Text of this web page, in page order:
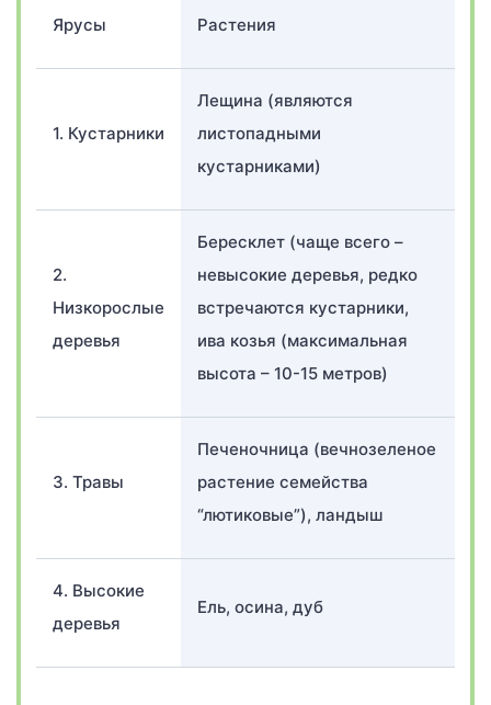
Ярусы Растения
1. Кустарники
Лещина (являются
листопадными
кустарниками)
2.
Низкорослые
деревья
Бересклет (чаще всего –
невысокие деревья, редко
встречаются кустарники,
ива козья (максимальная
высота – 10-15 метров)
3. Травы
Печеночница (вечнозеленое
растение семейства
“лютиковые”), ландыш
4. Высокие
деревья
Ель, осина, дуб